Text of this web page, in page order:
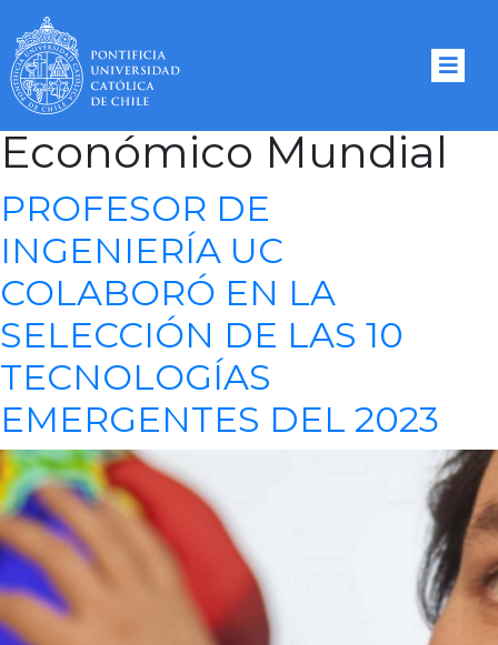
Tag Archives:
Económico Mundial
PROFESOR DE
INGENIERÍA UC
COLABORÓ EN LA
SELECCIÓN DE LAS 10
TECNOLOGÍAS
EMERGENTES DEL 2023